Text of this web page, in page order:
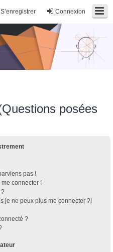
Connexion
S’enregistrer
posées
pas !
connecter !
?
je ne peux plus me connecter ?!
?